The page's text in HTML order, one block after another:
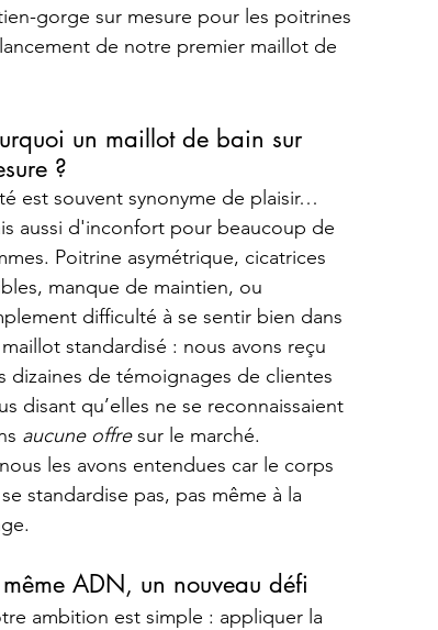
gorge sur mesure pour les poitrines
de notre premier maillot de
un maillot de bain sur
?
est souvent synonyme de plaisir…
aussi d'inconfort pour beaucoup de
Poitrine asymétrique, cicatrices
manque de maintien, ou
difficulté à se sentir bien dans
standardisé : nous avons reçu
dizaines de témoignages de clientes
disant qu’elles ne se reconnaissaient
aucune offre sur le marché.
les avons entendues car le corps
standardise pas, pas même à la
même ADN, un nouveau défi
ambition est simple : appliquer la